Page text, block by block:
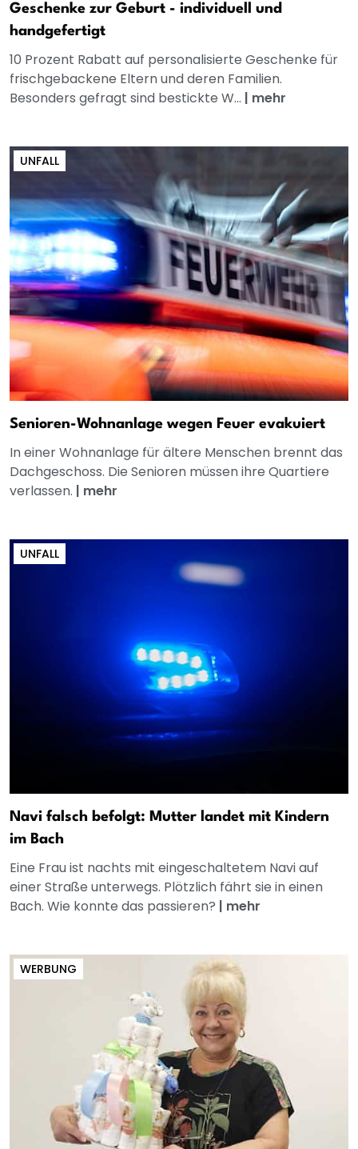
Geschenke zur Geburt - individuell und
handgefertigt
10 Prozent Rabatt auf personalisierte Geschenke für
frischgebackene Eltern und deren Familien.
Besonders gefragt sind bestickte W... | mehr
UNFALL
Senioren-Wohnanlage wegen Feuer evakuiert
In einer Wohnanlage für ältere Menschen brennt das
Dachgeschoss. Die Senioren müssen ihre Quartiere
verlassen. | mehr
UNFALL
Navi falsch befolgt: Mutter landet mit Kindern
im Bach
Eine Frau ist nachts mit eingeschaltetem Navi auf
einer Straße unterwegs. Plötzlich fährt sie in einen
Bach. Wie konnte das passieren? | mehr
WERBUNG